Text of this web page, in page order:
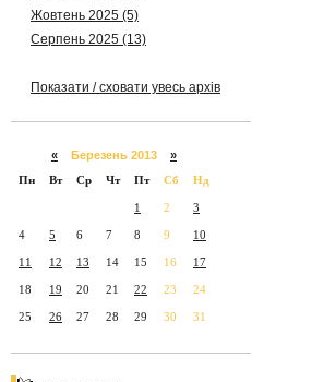
Жовтень 2025 (5)
Серпень 2025 (13)
Показати / сховати увесь архів
« Березень 2013 »
Пн
Вт Ср Чт Пт Сб Нд
1 2 3
4 5 6 7 8 9 10
11 12 13 14 15 16 17
18 19 20 21 22 23 24
25 26 27 28 29 30 31